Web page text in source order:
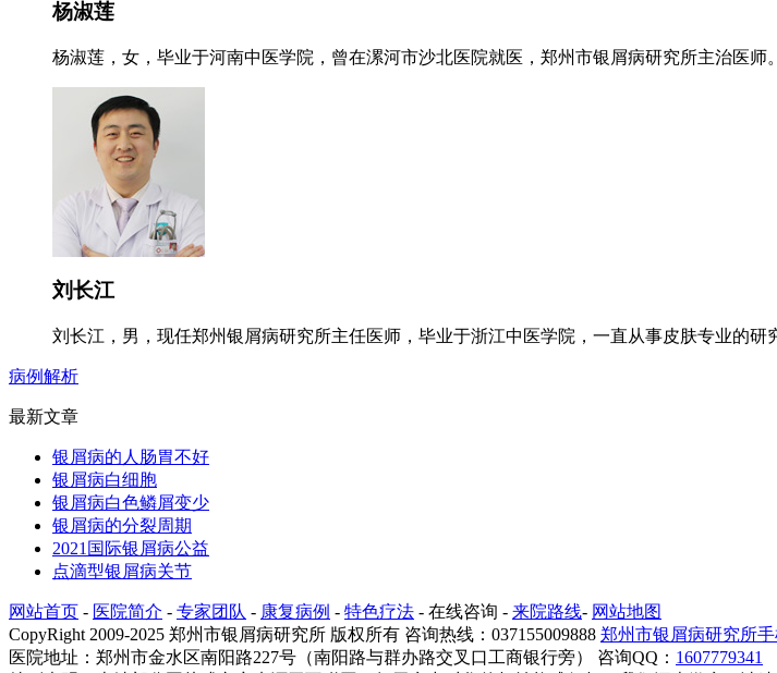
杨淑莲
杨淑莲，女，毕业于河南中医学院，曾在漯河市沙北医院就医，郑州市银屑病研究所主治医师
刘长江
刘长江，男，现任郑州银屑病研究所主任医师，毕业于浙江中医学院，一直从事皮肤专业的研
病例解析
最新文章
银屑病的人肠胃不好
银屑病白细胞
银屑病白色鳞屑变少
银屑病的分裂周期
2021国际银屑病公益
点滴型银屑病关节
网站首页 - 医院简介 - 专家团队 - 康复病例 - 特色疗法 - 在线咨询 - 来院路线- 网站地图
CopyRight 2009-2025 郑州市银屑病研究所 版权所有 咨询热线：037155009888 郑州市银屑病研究所
医院地址：郑州市金水区南阳路227号（南阳路与群办路交叉口工商银行旁） 咨询QQ： 1607779341